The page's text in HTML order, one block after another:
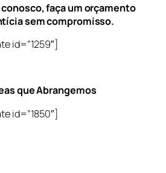
faça um orçamento
sem compromisso.
id=”1259″]
que Abrangemos
id=”1850″]